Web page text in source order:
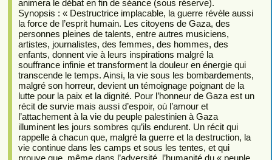
animera le débat en fin de séance (sous réserve).
Synopsis : « Destructrice implacable, la guerre révèle aussi
la force de l’esprit humain. Les citoyens de Gaza, des
personnes pleines de talents, entre autres musiciens,
artistes, journalistes, des femmes, des hommes, des
enfants, donnent vie à leurs inspirations malgré la
souffrance infinie et transforment la douleur en énergie qui
transcende le temps. Ainsi, la vie sous les bombardements,
malgré son horreur, devient un témoignage poignant de la
lutte pour la paix et la dignité. Pour l’honneur de Gaza est un
récit de survie mais aussi d’espoir, où l’amour et
l’attachement à la vie du peuple palestinien à Gaza
illuminent les jours sombres qu’ils endurent. Un récit qui
rappelle à chacun que, malgré la guerre et la destruction, la
vie continue dans les camps et sous les tentes, et qui
prouve que, même dans l’adversité, l’humanité du « peuple